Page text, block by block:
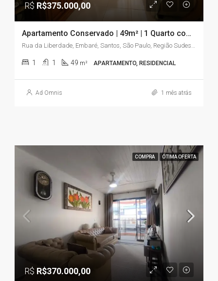
R$ R$375.000,00
Apartamento Conservado | 49m² | 1 Quarto com Sacada | Embaré – Santos/SP
Rua da Liberdade, Embaré, Santos, São Paulo, Região Sudeste, 11025-020, Brasil
1 1 49 m² APARTAMENTO, RESIDENCIAL
Ad Omnis 1 mês atrás
COMPRA ÓTIMA OFERTA
R$ R$370.000,00